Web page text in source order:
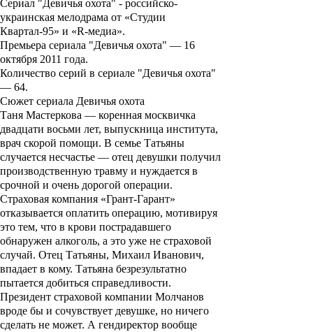
Сериал "Девичья охота" - российско-
украинская мелодрама от «Студии
Квартал-95» и «R-медиа».
Премьера сериала "Девичья охота" — 16
октября 2011 года.
Количество серий в сериале "Девичья охота"
— 64.
Сюжет сериала Девичья охота
Таня Мастеркова — коренная москвичка
двадцати восьми лет, выпускница института,
врач скорой помощи. В семье Татьяны
случается несчастье — отец девушки получил
производственную травму и нуждается в
срочной и очень дорогой операции.
Страховая компания «Грант-Гарант»
отказывается оплатить операцию, мотивируя
это тем, что в крови пострадавшего
обнаружен алкоголь, а это уже не страховой
случай. Отец Татьяны, Михаил Иванович,
впадает в кому. Татьяна безрезультатно
пытается добиться справедливости.
Президент страховой компании Молчанов
вроде бы и сочувствует девушке, но ничего
сделать не может. А гендиректор вообще